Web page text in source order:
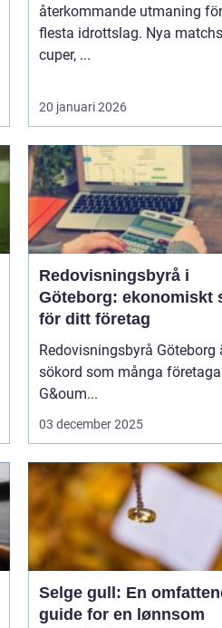
återkommande utmaning
flesta idrottslag. Nya
cuper, ...
20 januari 2026
Redovisningsbyrå i
Göteborg: ekonomiskt
för ditt företag
Redovisningsbyrå Göteborg
sökord som många
G&oum...
03 december 2025
Selge gull: En
guide for en lønnsom